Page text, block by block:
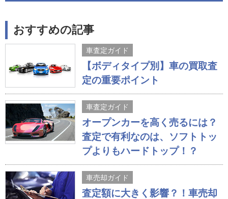
おすすめの記事
車査定ガイド
【ボディタイプ別】車の買取査
定の重要ポイント
車査定ガイド
オープンカーを高く売るには？
査定で有利なのは、ソフトトッ
プよりもハードトップ！？
車売却ガイド
査定額に大きく影響？！車売却